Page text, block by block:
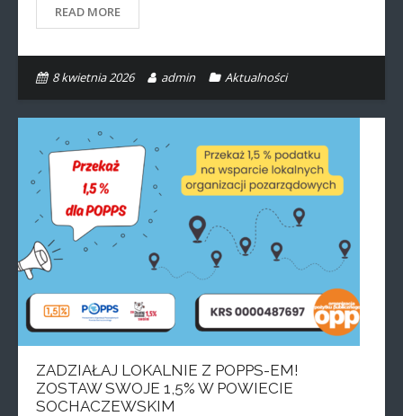
READ MORE
8 kwietnia 2026 admin Aktualności
ZADZIAŁAJ LOKALNIE Z POPPS-EM!
ZOSTAW SWOJE 1,5% W POWIECIE
SOCHACZEWSKIM